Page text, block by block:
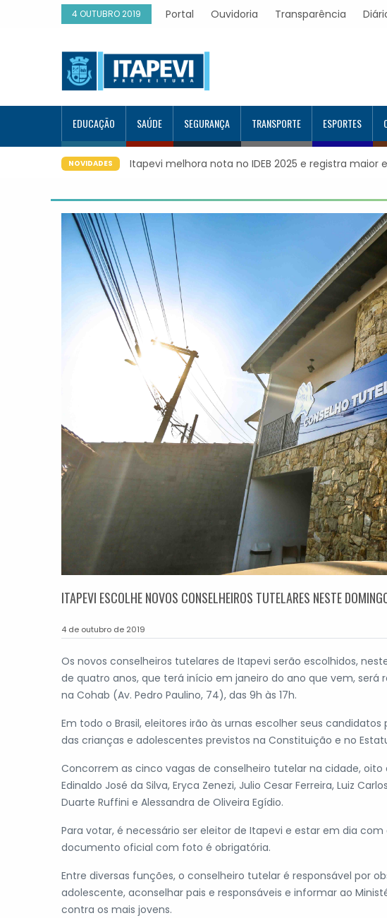
4 OUTUBRO 2019 Portal Ouvidoria Transparência
EDUCAÇÃO SAÚDE SEGURANÇA TRANSPORTE ESPORTES
NOVIDADESItapevi melhora nota no IDEB 2025 e registra maior
ITAPEVI ESCOLHE NOVOS CONSELHEIROS TUTELARES NESTE
4 de outubro de 2019
Os novos conselheiros tutelares de Itapevi serão escolhidos,
de quatro anos, que terá início em janeiro do ano que vem, será
na Cohab (Av. Pedro Paulino, 74), das 9h às 17h.
Em todo o Brasil, eleitores irão às urnas escolher seus
das crianças e adolescentes previstos na Constituição e no
Concorrem as cinco vagas de conselheiro tutelar na cidade, oito
Edinaldo José da Silva, Eryca Zenezi, Julio Cesar Ferreira, Luiz
Duarte Ruffini e Alessandra de Oliveira Egídio.
Para votar, é necessário ser eleitor de Itapevi e estar em dia
documento oficial com foto é obrigatória.
Entre diversas funções, o conselheiro tutelar é responsável por
adolescente, aconselhar pais e responsáveis e informar ao
contra os mais jovens.